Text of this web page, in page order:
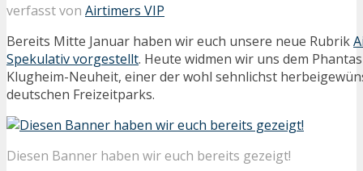
verfasst von Airtimers VIP
Bereits Mitte Januar haben wir euch unsere neue Rubrik
Spekulativ vorgestellt. Heute widmen wir uns dem
Klugheim-Neuheit, einer der wohl sehnlichst
deutschen Freizeitparks.
Diesen Banner haben wir euch bereits gezeigt!